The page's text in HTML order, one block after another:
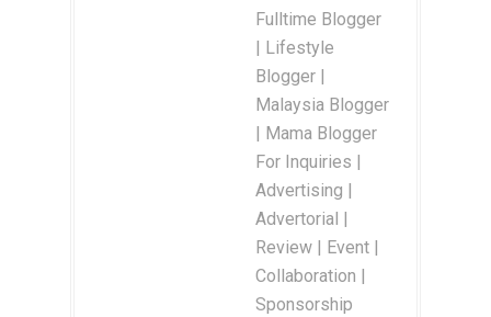
Fulltime Blogger
| Lifestyle
Blogger |
Malaysia Blogger
| Mama Blogger
For Inquiries |
Advertising |
Advertorial |
Review | Event |
Collaboration |
Sponsorship